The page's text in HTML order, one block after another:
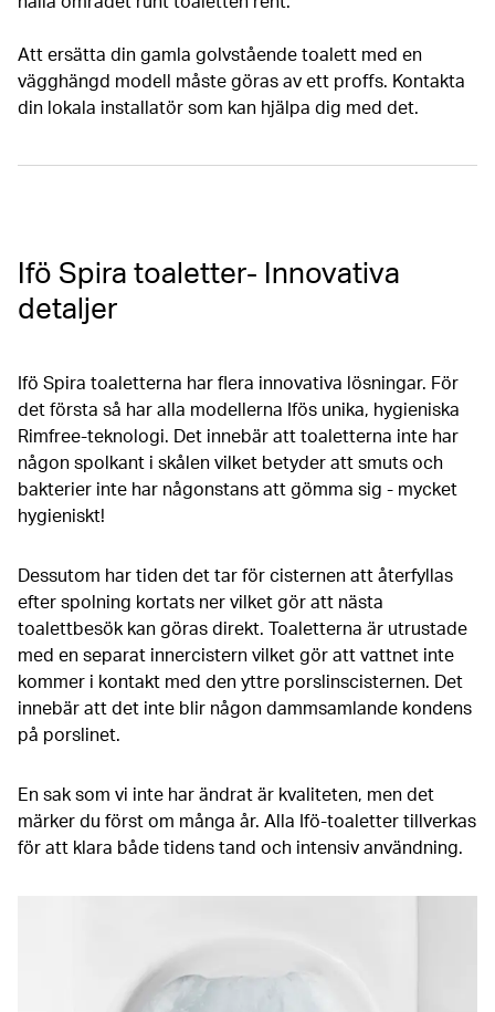
Att ersätta din gamla golvstående toalett med en
vägghängd modell måste göras av ett proffs. Kontakta
din lokala installatör som kan hjälpa dig med det.
Ifö Spira toaletter- Innovativa
detaljer
Ifö Spira toaletterna har flera innovativa lösningar. För
det första så har alla modellerna Ifös unika, hygieniska
Rimfree-teknologi. Det innebär att toaletterna inte har
någon spolkant i skålen vilket betyder att smuts och
bakterier inte har någonstans att gömma sig - mycket
hygieniskt!
Dessutom har tiden det tar för cisternen att återfyllas
efter spolning kortats ner vilket gör att nästa
toalettbesök kan göras direkt. Toaletterna är utrustade
med en separat innercistern vilket gör att vattnet inte
kommer i kontakt med den yttre porslinscisternen. Det
innebär att det inte blir någon dammsamlande kondens
på porslinet.
En sak som vi inte har ändrat är kvaliteten, men det
märker du först om många år. Alla Ifö-toaletter tillverkas
för att klara både tidens tand och intensiv användning.